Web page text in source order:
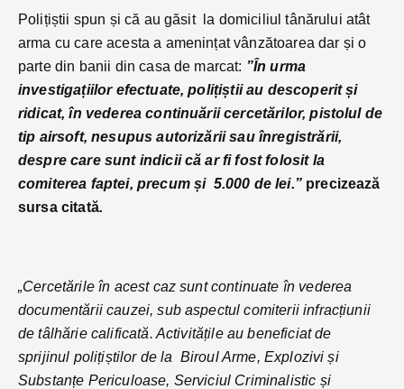
Polițiștii spun și că au găsit la domiciliul tânărului atât
arma cu care acesta a amenințat vânzătoarea dar și o
parte din banii din casa de marcat: ”În urma
investigațiilor efectuate, polițiștii au descoperit și
ridicat, în vederea continuării cercetărilor, pistolul de
tip airsoft, nesupus autorizării sau înregistrării,
despre care sunt indicii că ar fi fost folosit la
comiterea faptei, precum și 5.000 de lei.” precizează
sursa citată.
„Cercetările în acest caz sunt continuate în vederea
documentării cauzei, sub aspectul comiterii infracțiunii
de tâlhărie calificată. Activitățile au beneficiat de
sprijinul polițiștilor de la Biroul Arme, Explozivi și
Substanțe Periculoase, Serviciul Criminalistic și